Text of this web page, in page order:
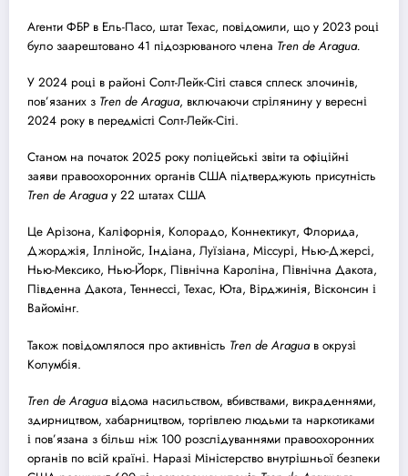
Агенти ФБР в Ель-Пасо, штат Техас, повідомили, що у 2023 році
було заарештовано 41 підозрюваного члена Tren de Aragua.
У 2024 році в районі Солт-Лейк-Сіті стався сплеск злочинів,
пов’язаних з Tren de Aragua, включаючи стрілянину у вересні
2024 року в передмісті Солт-Лейк-Сіті.
Станом на початок 2025 року поліцейські звіти та офіційні
заяви правоохоронних органів США підтверджують присутність
Tren de Araguaу 22 штатах США
Це Арізона, Каліфорнія, Колорадо, Коннектикут, Флорида,
Джорджія, Іллінойс, Індіана, Луїзіана, Міссурі, Нью-Джерсі,
Нью-Мексико, Нью-Йорк, Північна Кароліна, Північна Дакота,
Південна Дакота, Теннессі, Техас, Юта, Вірджинія, Вісконсин і
Вайомінг.
Також повідомлялося про активність Tren de Araguaв окрузі
Колумбія.
Tren de Araguaвідома насильством, вбивствами, викраденнями,
здирництвом, хабарництвом, торгівлею людьми та наркотиками
і пов’язана з більш ніж 100 розслідуваннями правоохоронних
органів по всій країні. Наразі Міністерство внутрішньої безпеки